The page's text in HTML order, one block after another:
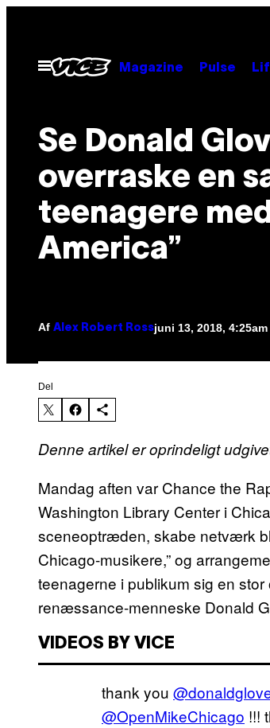
indhold
Åbn
Menu
Magazine Pulse
Se Donald
overraske en
teenagere
America”
Af Alex Robert Rossjuni 13, 2018, 4:25am
Del
Denne artikel er oprindeligt
Mandag aften var Chance the
Washington Library Center i
sceneoptræden, skabe netværk
Chicago-musikere,” og
teenagerne i publikum sig en
renæssance-menneske Donald
VIDEOS BY VICE
thank you
@OpenMikeChicago !!!